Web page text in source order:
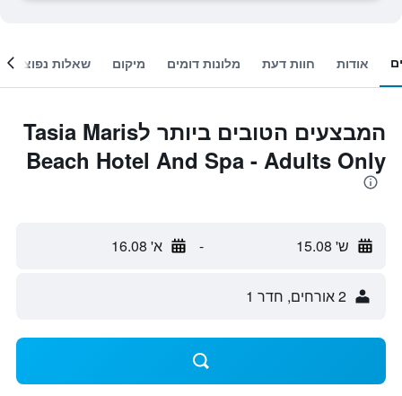
אודות חוות דעת מלונות דומים מיקום שאלות נפוצות
המבצעים הטובים ביותר לTasia Maris
Beach Hotel And Spa - Adults Only
ש' 15.08 - א' 16.08
2 אורחים, חדר 1